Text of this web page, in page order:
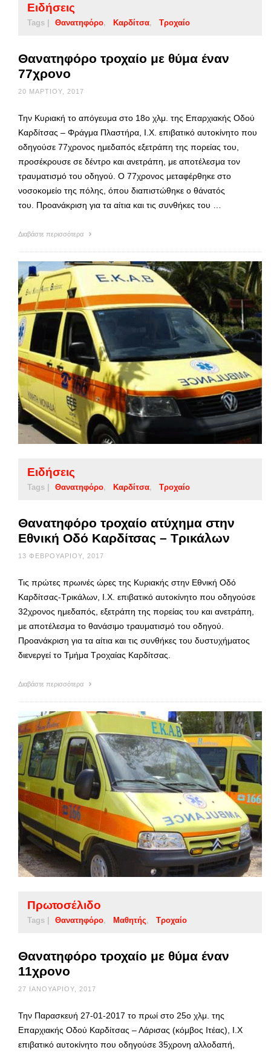
Ειδήσεις
Tags | Θανατηφόρο Καρδίτσα Τροχαίο
Θανατηφόρο τροχαίο με θύμα έναν
77χρονο
20 ΜΑΡΤΊΟΥ, 2017
Την Κυριακή το απόγευμα στο 18ο χλμ. της Επαρχιακής Οδού
Καρδίτσας – Φράγμα Πλαστήρα, Ι.Χ. επιβατικό αυτοκίνητο που
οδηγούσε 77χρονος ημεδαπός εξετράπη της πορείας του,
προσέκρουσε σε δέντρο και ανετράπη, με αποτέλεσμα τον
τραυματισμό του οδηγού. Ο 77χρονος μεταφέρθηκε στο
νοσοκομείο της πόλης, όπου διαπιστώθηκε ο θάνατός
του. Προανάκριση για τα αίτια και τις συνθήκες του …
Διαβάστε περισσότερα
Ειδήσεις
Tags | Θανατηφόρο Καρδίτσα Τροχαίο
Θανατηφόρο τροχαίο ατύχημα στην
Εθνική Οδό Καρδίτσας – Τρικάλων
13 ΦΕΒΡΟΥΑΡΊΟΥ, 2017
Τις πρώτες πρωινές ώρες της Κυριακής στην Εθνική Οδό
Καρδίτσας-Τρικάλων, Ι.Χ. επιβατικό αυτοκίνητο που οδηγούσε
32χρονος ημεδαπός, εξετράπη της πορείας του και ανετράπη,
με αποτέλεσμα το θανάσιμο τραυματισμό του οδηγού.
Προανάκριση για τα αίτια και τις συνθήκες του δυστυχήματος
διενεργεί το Τμήμα Τροχαίας Καρδίτσας.
Διαβάστε περισσότερα
Πρωτοσέλιδο
Tags | Θανατηφόρο Μαθητής Τροχαίο
Θανατηφόρο τροχαίο με θύμα έναν
11χρονο
27 ΙΑΝΟΥΑΡΊΟΥ, 2017
Την Παρασκευή 27-01-2017 το πρωί στο 25ο χλμ. της
Επαρχιακής Οδού Καρδίτσας – Λάρισας (κόμβος Ιτέας), Ι.Χ
επιβατικό αυτοκίνητο που οδηγούσε 35χρονη αλλοδαπή,